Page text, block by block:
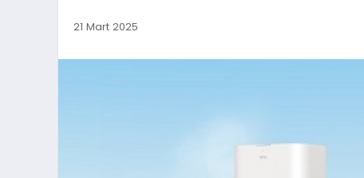
21 Mart 2025